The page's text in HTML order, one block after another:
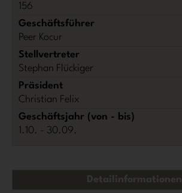
Detailinformationen
156
Geschäftsführer
Peer Kocur
Stellvertreter
Stephan Flückiger
Präsident
Christian Felix
Geschäftsjahr (von - bis)
1.10. - 30.09.